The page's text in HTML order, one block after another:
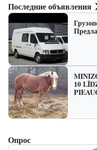
Последние объявления
10
Опрос